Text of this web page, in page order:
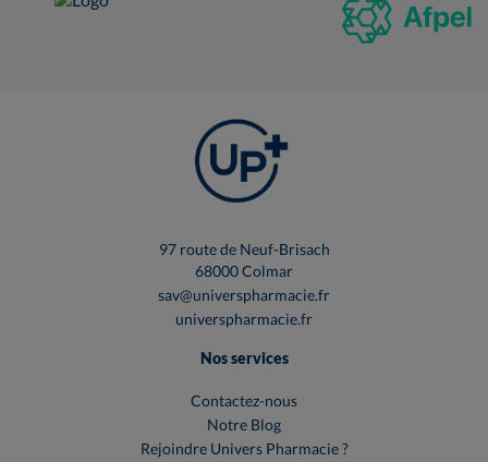
97 route de Neuf-Brisach
68000 Colmar
sav@universpharmacie.fr
universpharmacie.fr
Nos services
Contactez-nous
Notre Blog
Rejoindre Univers Pharmacie ?